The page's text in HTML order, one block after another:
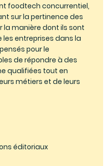
foodtech concurrentiel,
sur la pertinence des
la manière dont ils sont
les entreprises dans la
pour le
de répondre à des
qualifiées tout en
métiers et de leurs
éditoriaux